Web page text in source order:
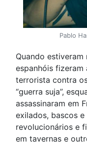
Pablo
Quando
espanhóis fizeram
terrorista contra
“guerra suja”,
assassinaram em
exilados, bascos
revolucionários e
em tavernas e